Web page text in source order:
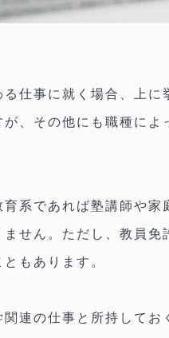
仕事に就く場合、上
が、その他にも職種に
系であれば塾講師や
ません。ただし、教員
もあります。
連の仕事と所持してお